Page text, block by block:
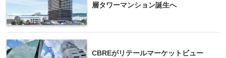
層タワーマンション誕生へ
CBREがリテールマーケットビュー